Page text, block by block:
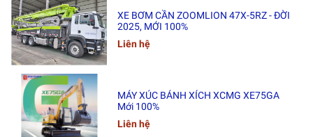
Nguồn hàng: Nhập Châu Á
Tình trạng: Đã qua sử dụng, máy hoạt động ổn định,
kết cấu chắc chắn
Số giờ hoạt động: Khoảng 13.640 giờ
Ưu Điểm Nổi Bật Của Xe Lu
XE BƠM CẦN ZOOMLION 47X-5RZ - ĐỜI
2025, MỚI 100%
Liên hệ
MÁY XÚC BÁNH XÍCH XCMG XE75GA
Mới 100%
Liên hệ